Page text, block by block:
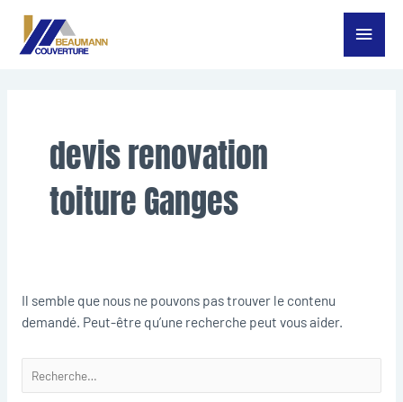
Aller
Menu
devis renovation
toiture Ganges
Il semble que nous ne pouvons pas trouver le contenu
demandé. Peut-être qu’une recherche peut vous aider.